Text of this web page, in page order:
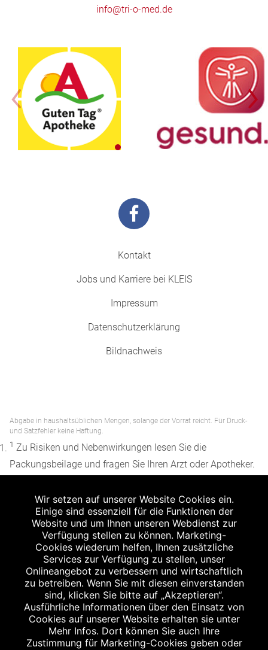
info@tri-o-med.de
Kontakt
Jobs und Karriere bei KLEIS
Impressum
Datenschutzerklärung
Bildnachweis
Abgabe in haushaltsüblichen Mengen, solange der Vorrat reicht. Für Druck-
und Satzfehler keine Haftung.
1 Zu Risiken und Nebenwirkungen lesen Sie die
Packungsbeilage und fragen Sie Ihren Arzt oder Apotheker.
Apothekenerstattungspreis (AEP). Der AEP ist keine
unverbindliche Preisempfehlung der Hersteller. Der AEP ist
ein von den Apotheken in Ansatz gebrachter Preis für
rezeptfreie Arzneimittel. Er entspricht in der Höhe dem für
Apotheken verbindlichen Abgabepreis, zu dem eine
Apotheke in bestimmten Fällen (z.B. bei Kindern unter 12
Jahren) das Produkt mit der gesetzlichen
Krankenversicherung abrechnet. Der AEP ist der allgemeine
Erstattungspreis im Falle einer Kostenübernahme durch die
gesetzlichen Krankenkassen, vor Abzug eines
Wir setzen auf unserer Website Cookies ein.
Einige sind essenziell für die Funktionen der
Website und um Ihnen unseren Webdienst zur
Verfügung stellen zu können. Marketing-
Cookies wiederum helfen, Ihnen zusätzliche
Services zur Verfügung zu stellen, unser
Onlineangebot zu verbessern und wirtschaftlich
zu betreiben. Wenn Sie mit diesen einverstanden
sind, klicken Sie bitte auf „Akzeptieren“.
Ausführliche Informationen über den Einsatz von
Cookies auf unserer Website erhalten sie unter
Mehr Infos. Dort können Sie auch Ihre
Zustimmung für Marketing-Cookies geben oder